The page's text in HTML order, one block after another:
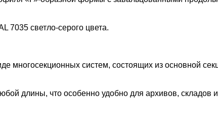
7035 светло-серого цвета.
многосекционных систем, состоящих из основной
длины, что особенно удобно для архивов, складов и